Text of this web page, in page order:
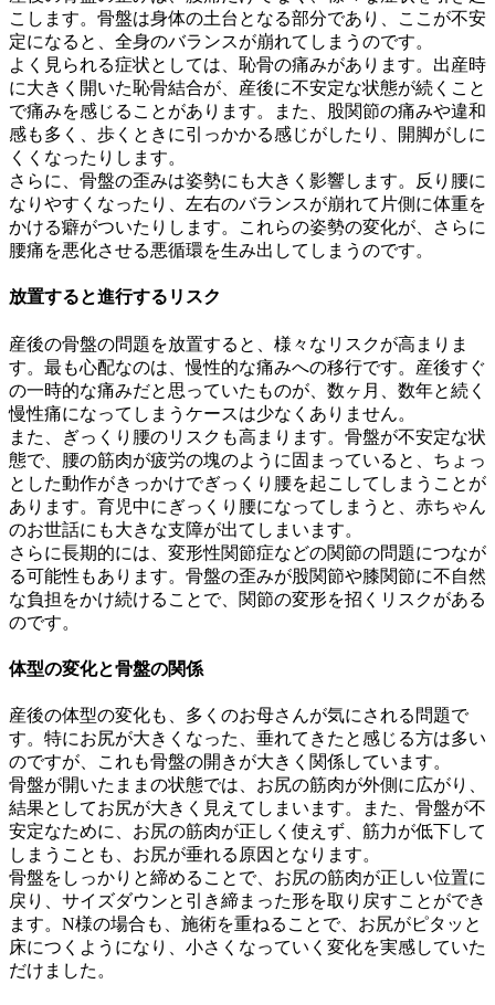
こします。骨盤は身体の土台となる部分であり、ここが不安
定になると、全身のバランスが崩れてしまうのです。
よく見られる症状としては、恥骨の痛みがあります。出産時
に大きく開いた恥骨結合が、産後に不安定な状態が続くこと
で痛みを感じることがあります。また、股関節の痛みや違和
感も多く、歩くときに引っかかる感じがしたり、開脚がしに
くくなったりします。
さらに、骨盤の歪みは姿勢にも大きく影響します。反り腰に
なりやすくなったり、左右のバランスが崩れて片側に体重を
かける癖がついたりします。これらの姿勢の変化が、さらに
腰痛を悪化させる悪循環を生み出してしまうのです。
放置すると進行するリスク
産後の骨盤の問題を放置すると、様々なリスクが高まりま
す。最も心配なのは、慢性的な痛みへの移行です。産後すぐ
の一時的な痛みだと思っていたものが、数ヶ月、数年と続く
慢性痛になってしまうケースは少なくありません。
また、ぎっくり腰のリスクも高まります。骨盤が不安定な状
態で、腰の筋肉が疲労の塊のように固まっていると、ちょっ
とした動作がきっかけでぎっくり腰を起こしてしまうことが
あります。育児中にぎっくり腰になってしまうと、赤ちゃん
のお世話にも大きな支障が出てしまいます。
さらに長期的には、変形性関節症などの関節の問題につなが
る可能性もあります。骨盤の歪みが股関節や膝関節に不自然
な負担をかけ続けることで、関節の変形を招くリスクがある
のです。
体型の変化と骨盤の関係
産後の体型の変化も、多くのお母さんが気にされる問題で
す。特にお尻が大きくなった、垂れてきたと感じる方は多い
のですが、これも骨盤の開きが大きく関係しています。
骨盤が開いたままの状態では、お尻の筋肉が外側に広がり、
結果としてお尻が大きく見えてしまいます。また、骨盤が不
安定なために、お尻の筋肉が正しく使えず、筋力が低下して
しまうことも、お尻が垂れる原因となります。
骨盤をしっかりと締めることで、お尻の筋肉が正しい位置に
戻り、サイズダウンと引き締まった形を取り戻すことができ
ます。N様の場合も、施術を重ねることで、お尻がピタッと
床につくようになり、小さくなっていく変化を実感していた
だけました。